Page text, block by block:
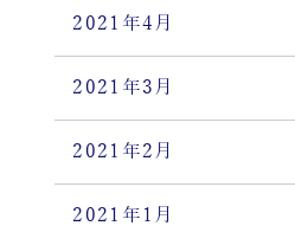
2021年4月
2021年3月
2021年2月
2021年1月